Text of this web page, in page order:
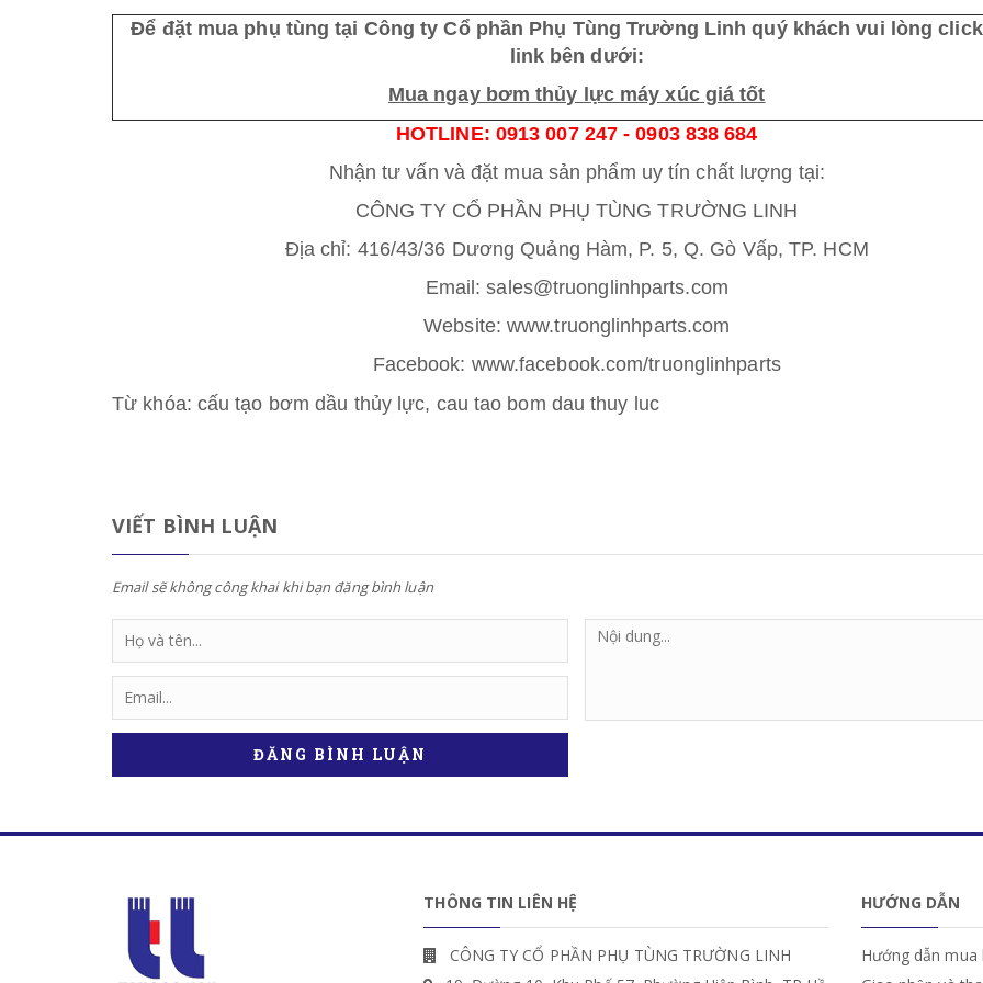
Để đặt mua phụ tùng tại Công ty Cổ phần Phụ Tùng Trường Linh quý khách vui lòng
link bên dưới:
Mua ngay bơm thủy lực máy xúc giá tốt
HOTLINE: 0913 007 247 - 0903 838 684
Nhận tư vấn và đặt mua sản phẩm uy tín chất lượng tại:
CÔNG TY CỔ PHẦN PHỤ TÙNG TRƯỜNG LINH
Địa chỉ: 416/43/36 Dương Quảng Hàm, P. 5, Q. Gò Vấp, TP. HCM
Email: sales@truonglinhparts.com
Website: www.truonglinhparts.com
Facebook: www.facebook.com/truonglinhparts
Từ khóa: cấu tạo bơm dầu thủy lực, cau tao bom dau thuy luc
VIẾT BÌNH LUẬN
Email sẽ không công khai khi bạn đăng bình luận
ĐĂNG BÌNH LUẬN
THÔNG TIN LIÊN HỆ
CÔNG TY CỔ PHẦN PHỤ TÙNG TRƯỜNG LINH
HƯỚNG DẪN
Hướng dẫn mua